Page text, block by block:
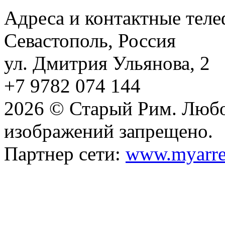
Адреса и контактные
Севастополь, Россия
ул. Дмитрия Ульянова, 2
+7 9782 074 144
2026 © Старый Рим.
изображений запрещено.
Партнер сети: